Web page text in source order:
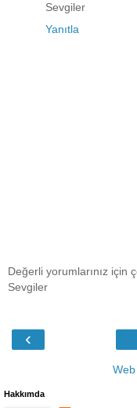
Sevgiler
Yanıtla
Değerli yorumlarınız için
Sevgiler
‹
Hakkımda